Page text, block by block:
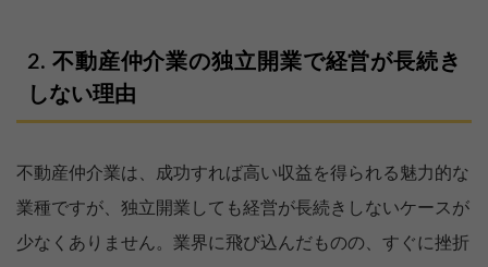
不動産仲介業の独立開業で経営が長続き
しない理由
不動産仲介業は、成功すれば高い収益を得られる魅力的な
業種ですが、独立開業しても経営が長続きしないケースが
少なくありません。業界に飛び込んだものの、すぐに挫折